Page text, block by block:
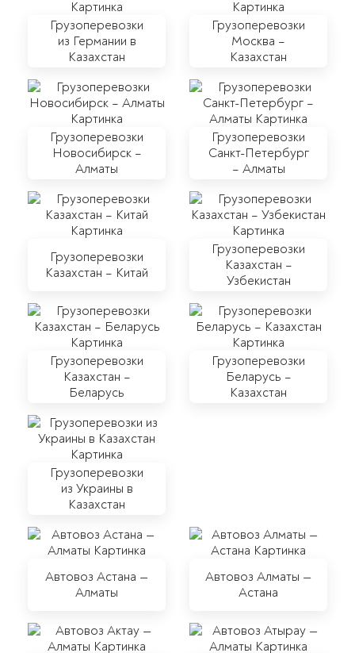
Грузоперевозки
из Германии в
Казахстан
Грузоперевозки
Москва –
Казахстан
Грузоперевозки
Новосибирск –
Алматы
Грузоперевозки
Санкт-Петербург
– Алматы
Грузоперевозки
Казахстан – Китай
Грузоперевозки
Казахстан –
Узбекистан
Грузоперевозки
Казахстан –
Беларусь
Грузоперевозки
Беларусь –
Казахстан
Грузоперевозки
из Украины в
Казахстан
Автовоз Астана —
Алматы
Автовоз Алматы —
Астана